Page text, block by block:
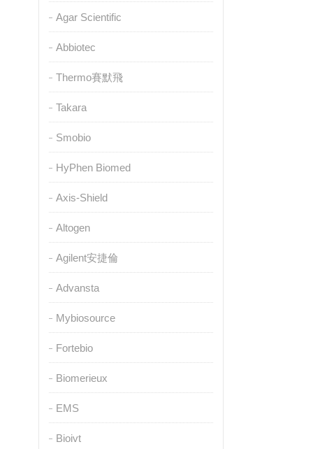
Agar Scientific
Abbiotec
Thermo賽默飛
Takara
Smobio
HyPhen Biomed
Axis-Shield
Altogen
Agilent安捷倫
Advansta
Mybiosource
Fortebio
Biomerieux
EMS
Bioivt